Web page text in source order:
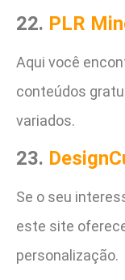
22. PLR
Aqui você
conteúdos
variados.
23.
Se o seu
este site
personalização.